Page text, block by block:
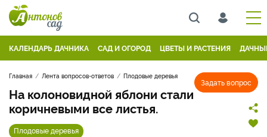
КАЛЕНДАРЬ ДАЧНИКА САД И ОГОРОД ЦВЕТЫ И РАСТЕНИЯ
Задать вопрос
Главная Лента вопросов-ответов Плодовые деревья
На колоновидной яблони стали
коричневыми все листья.
Плодовые деревья